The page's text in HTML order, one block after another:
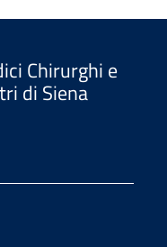
Chirurghi e
di Siena